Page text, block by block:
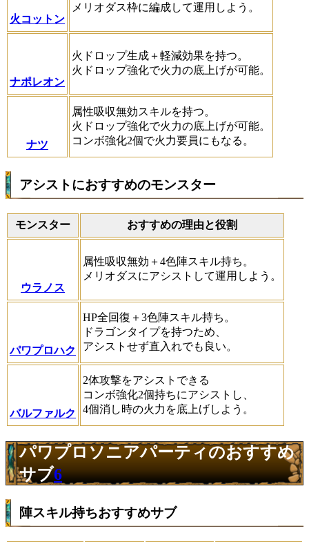
火コットン
メリオダス枠に編成して運用しよう。
ナポレオン
火ドロップ生成＋軽減効果を持つ。
火ドロップ強化で火力の底上げが可能。
ナツ
属性吸収無効スキルを持つ。
火ドロップ強化で火力の底上げが可能。
コンボ強化2個で火力要員にもなる。
アシストにおすすめのモンスター
モンスター おすすめの理由と役割
ウラノス
属性吸収無効＋4色陣スキル持ち。
メリオダスにアシストして運用しよう。
パワプロハク
HP全回復＋3色陣スキル持ち。
ドラゴンタイプを持つため、
アシストせず直入れでも良い。
バルファルク
2体攻撃をアシストできる
コンボ強化2個持ちにアシストし、
4個消し時の火力を底上げしよう。
パワプロソニアパーティのおすすめ
サブ6
陣スキル持ちおすすめサブ